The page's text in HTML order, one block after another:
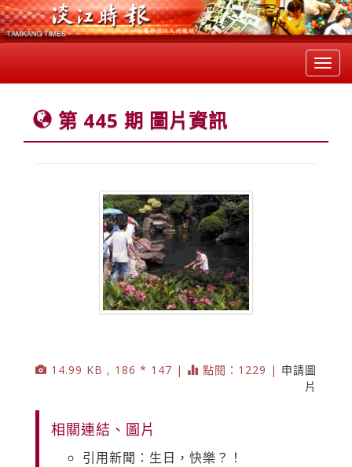
第 445 期 圖片資訊
14.99 KB , 186 * 147 | 點閱：1229 | 申請圖
片
相關連結、圖片
引用新聞：生日，快樂？！